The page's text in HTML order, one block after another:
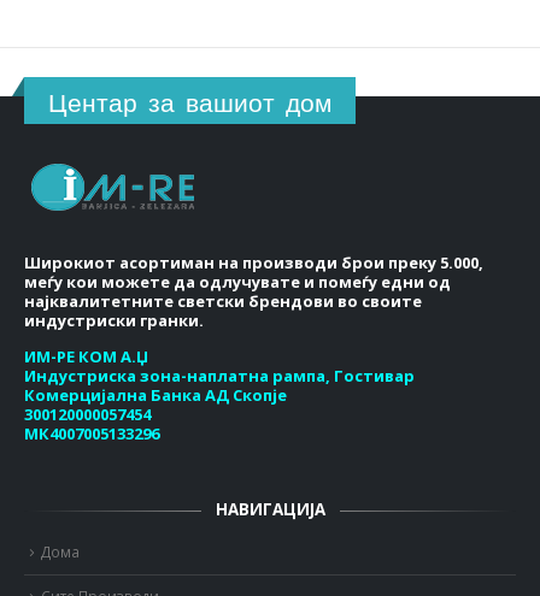
Центар за вашиот дом
Широкиот асортиман на производи брои преку 5.000,
меѓу кои можете да одлучувате и помеѓу едни од
најквалитетните светски брендови во своите
индустриски гранки.
ИМ-РЕ КОМ А.Џ
Индустриска зона-наплатна рампа, Гостивар
Комерцијална Банка АД Скопје
300120000057454
МК4007005133296
НАВИГАЦИЈА
Дома